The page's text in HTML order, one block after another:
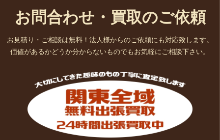
お問合わせ・買取のご依頼
お見積り・ご相談は無料！法人様からのご依頼にも対応致します。
価値があるかどうか分からないものでもお気軽にご相談下さい。